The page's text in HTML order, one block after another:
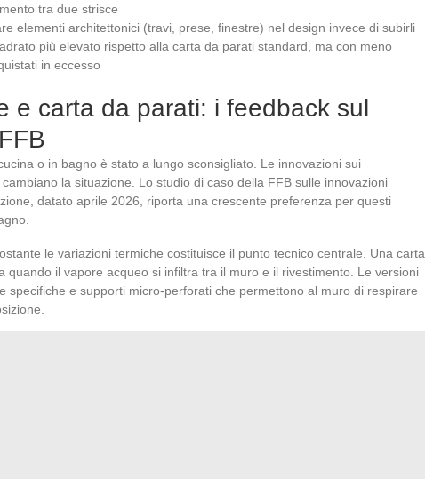
tra due strisce
elementi architettonici (travi, prese, finestre) nel design invece di subirli
più elevato rispetto alla carta da parati standard, ma con meno
in eccesso
e carta da parati: i feedback sul
o in bagno è stato a lungo sconsigliato. Le innovazioni sui
cambiano la situazione. Lo studio di caso della FFB sulle innovazioni
datato aprile 2026, riporta una crescente preferenza per questi
le variazioni termiche costituisce il punto tecnico centrale. Una carta
quando il vapore acqueo si infiltra tra il muro e il rivestimento. Le versioni
specifiche e supporti micro-perforati che permettono al muro di respirare